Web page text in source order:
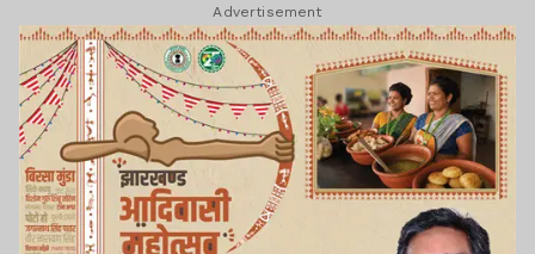
Advertisement